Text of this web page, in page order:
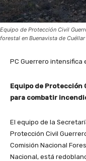
Equipo de Protección Civil
forestal en Buenavista de Cuéllar
PC Guerrero intensifica
Equipo de Protección
para combatir
El equipo de la
Protección Civil
Comisión Nacional
Nacional, está